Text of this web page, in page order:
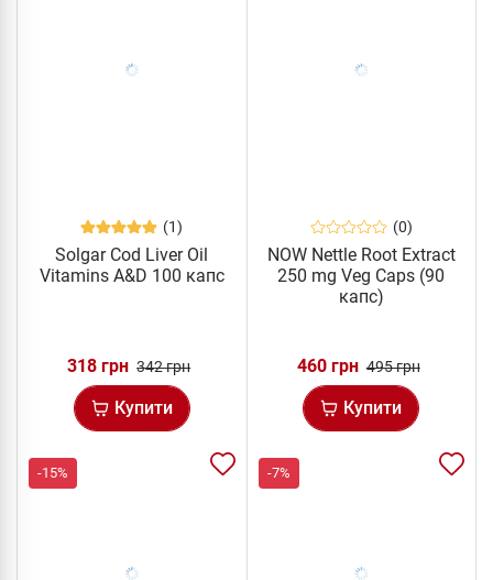
(1)
Solgar Cod Liver Oil
Vitamins A&D 100 капс
318 грн 342 грн
Купити
(0)
NOW Nettle Root Extract
250 mg Veg Caps (90
капс)
460 грн 495 грн
Купити
-15% -7%